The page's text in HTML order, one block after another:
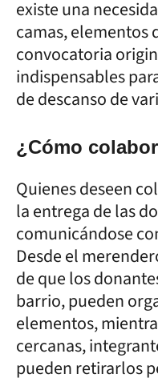
existe una
camas, elementos
convocatoria
indispensables
de descanso de
¿Cómo
Quienes deseen
la entrega de las
comunicándose
Desde el
de que los
barrio, pueden
elementos,
cercanas,
pueden retirarlos